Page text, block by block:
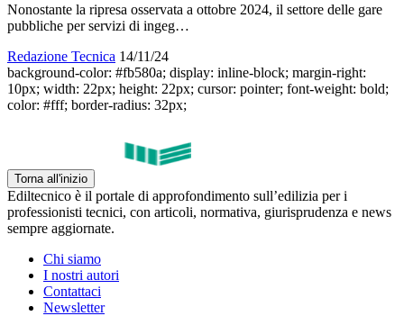
Nonostante la ripresa osservata a ottobre 2024, il settore delle gare
pubbliche per servizi di ingeg…
Redazione Tecnica 14/11/24
background-color: #fb580a; display: inline-block; margin-right:
10px; width: 22px; height: 22px; cursor: pointer; font-weight: bold;
color: #fff; border-radius: 32px;
Torna all'inizio
Ediltecnico è il portale di approfondimento sull’edilizia per i
professionisti tecnici, con articoli, normativa, giurisprudenza e news
sempre aggiornate.
Chi siamo
I nostri autori
Contattaci
Newsletter